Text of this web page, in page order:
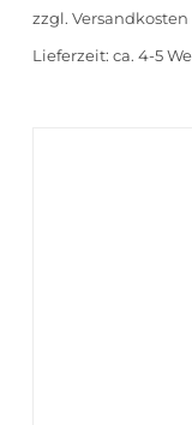
zzgl. Versandkosten
Lieferzeit: ca. 4-5